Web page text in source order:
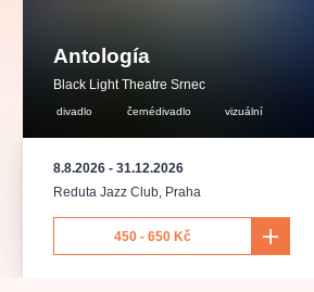
Antología
Black Light Theatre Srnec
divadlo černédivadlo vizuální
8.8.2026 - 31.12.2026
Reduta Jazz Club, Praha
450 - 650 Kč
národnídivadlo činohra